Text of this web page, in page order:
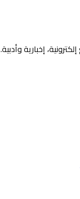
إخبارية وأدبية.